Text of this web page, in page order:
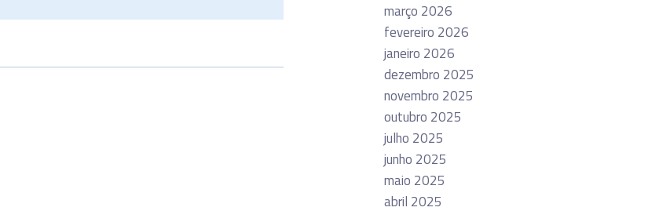
março 2026
fevereiro 2026
janeiro 2026
dezembro 2025
novembro 2025
outubro 2025
julho 2025
junho 2025
maio 2025
abril 2025